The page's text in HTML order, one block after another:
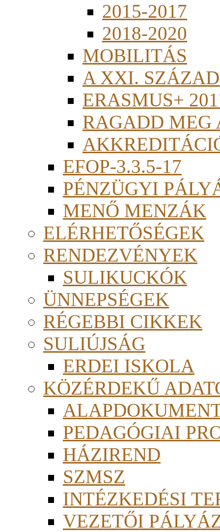
2015-2017
2018-2020
MOBILITÁS
A XXI.
ERASMUS+
RAGADD MEG
EFOP-3.3.5-17
PÉNZÜGYI
MENŐ MENZÁK
ELÉRHETŐSÉGEK
RENDEZVÉNYEK
SULIKUCKÓK
ÜNNEPSÉGEK
RÉGEBBI CIKKEK
SULIÚJSÁG
ERDEI ISKOLA
KÖZÉRDEKŰ
PEDAGÓGIAI
HÁZIREND
SZMSZ
INTÉZKEDÉSI
VEZETŐI